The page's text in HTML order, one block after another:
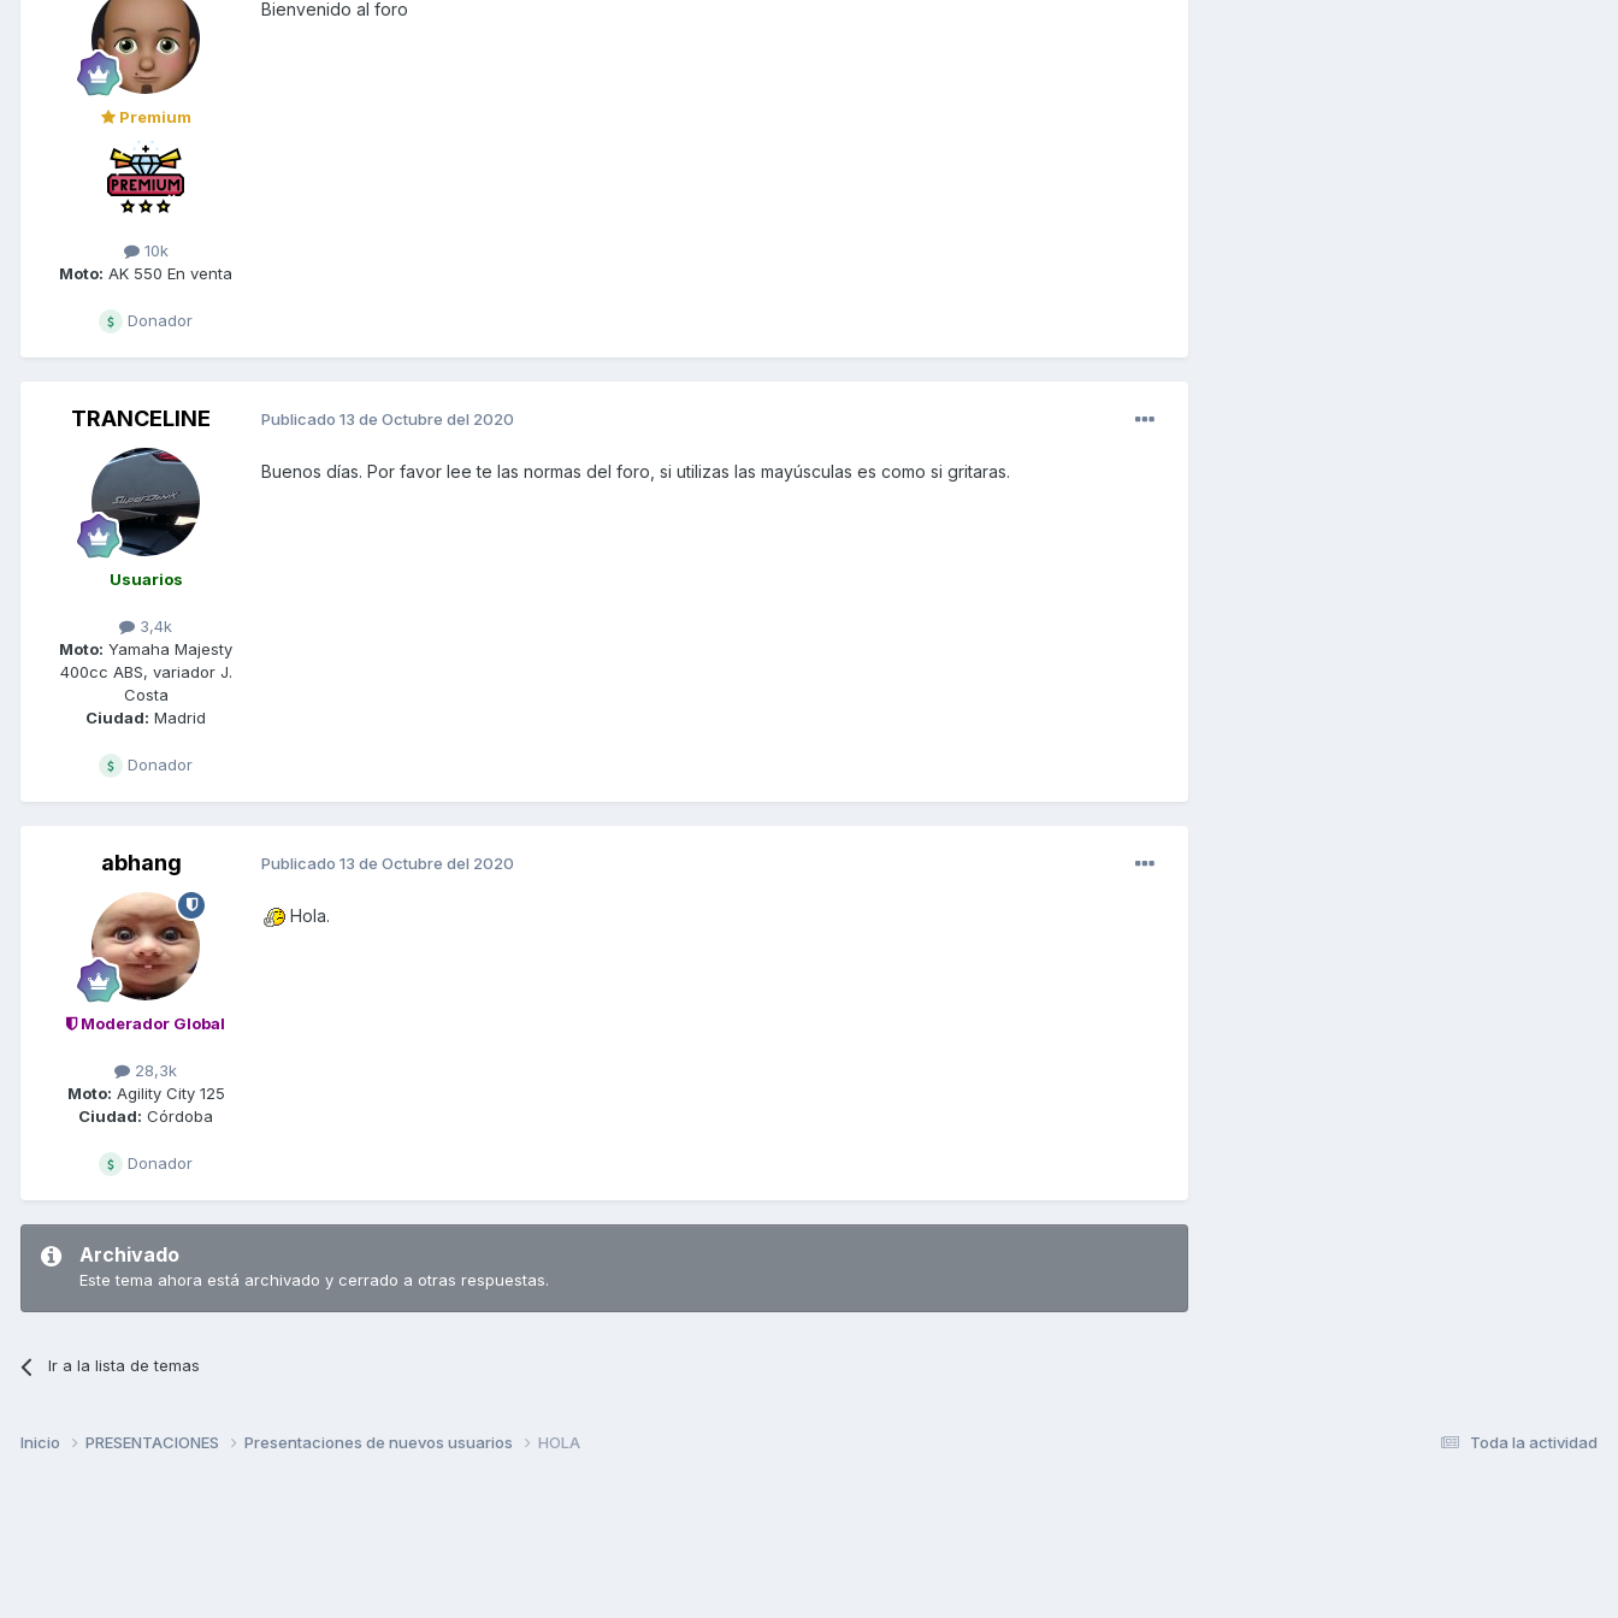
Premium
10k
Moto: AK 550 En venta
Donador
Bienvenido al foro
TRANCELINE
Usuarios
3,4k
Moto: Yamaha Majesty
400cc ABS, variador J.
Costa
Ciudad: Madrid
Donador
Publicado 13 de Octubre del 2020
Buenos días. Por favor lee te las normas del foro, si utilizas las mayúsculas es como si gritaras.
abhang
Moderador Global
28,3k
Moto: Agility City 125
Ciudad: Córdoba
Donador
Publicado 13 de Octubre del 2020
Hola.
Archivado
Este tema ahora está archivado y cerrado a otras respuestas.
Ir a la lista de temas
Toda la actividad
Inicio PRESENTACIONES Presentaciones de nuevos usuarios HOLA